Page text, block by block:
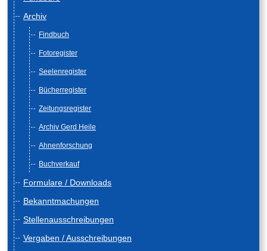
Archiv
Findbuch
Fotoregister
Seelenregister
Bücherregister
Zeitungsregister
Archiv Gerd Heile
Ahnenforschung
Buchverkauf
Formulare / Downloads
Bekanntmachungen
Stellenausschreibungen
Vergaben / Ausschreibungen